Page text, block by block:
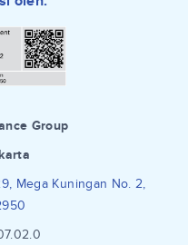
Group
Mega Kuningan No. 2,